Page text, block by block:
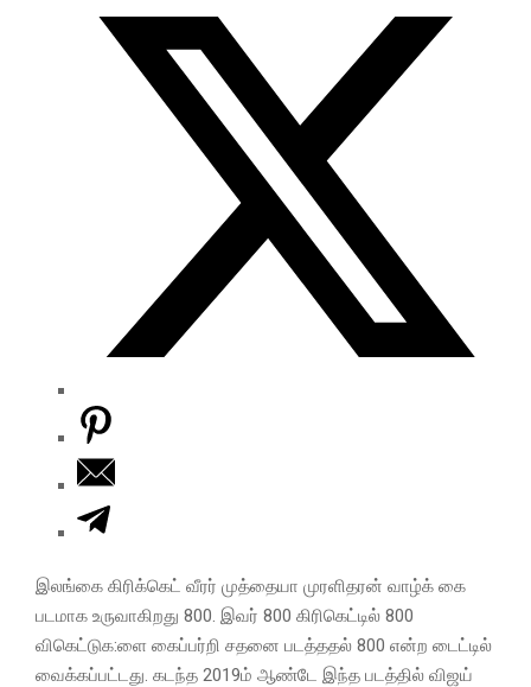
இலங்கை கிரிக்கெட் வீரர் முத்தையா முரளிதரன் வாழ்க் கை
படமாக உருவாகிறது 800. இவர் 800 கிரிகெட்டில் 800
விகெட்டுக:ளை கைப்பர்றி சதனை படத்ததல் 800 என்ற டைட்டில்
வைக்கப்பட்டது. கடந்த 2019ம் ஆண்டே இந்த படத்தில் விஜய்